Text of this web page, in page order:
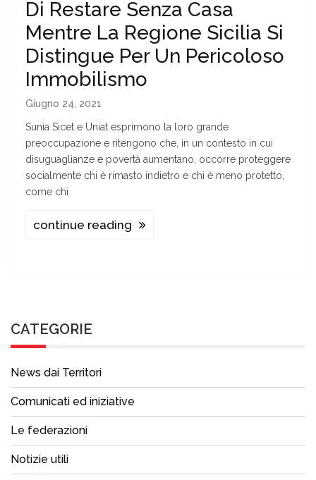
Di Restare Senza Casa
Mentre La Regione Sicilia Si
Distingue Per Un Pericoloso
Immobilismo
Giugno 24, 2021
Sunia Sicet e Uniat esprimono la loro grande
preoccupazione e ritengono che, in un contesto in cui
disuguaglianze e povertà aumentano, occorre proteggere
socialmente chi è rimasto indietro e chi è meno protetto,
come chi
continue reading
CATEGORIE
News dai Territori
Comunicati ed iniziative
Le federazioni
Notizie utili